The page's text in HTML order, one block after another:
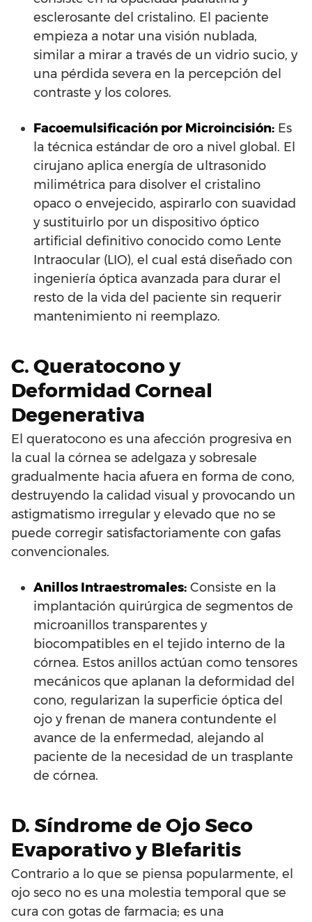
esclerosante del cristalino. El paciente
empieza a notar una visión nublada,
similar a mirar a través de un vidrio sucio, y
una pérdida severa en la percepción del
contraste y los colores.
Facoemulsificación por Microincisión: Es
la técnica estándar de oro a nivel global. El
cirujano aplica energía de ultrasonido
milimétrica para disolver el cristalino
opaco o envejecido, aspirarlo con suavidad
y sustituirlo por un dispositivo óptico
artificial definitivo conocido como Lente
Intraocular (LIO), el cual está diseñado con
ingeniería óptica avanzada para durar el
resto de la vida del paciente sin requerir
mantenimiento ni reemplazo.
C. Queratocono y
Deformidad Corneal
Degenerativa
El queratocono es una afección progresiva en
la cual la córnea se adelgaza y sobresale
gradualmente hacia afuera en forma de cono,
destruyendo la calidad visual y provocando un
astigmatismo irregular y elevado que no se
puede corregir satisfactoriamente con gafas
convencionales.
Anillos Intraestromales: Consiste en la
implantación quirúrgica de segmentos de
microanillos transparentes y
biocompatibles en el tejido interno de la
córnea. Estos anillos actúan como tensores
mecánicos que aplanan la deformidad del
cono, regularizan la superficie óptica del
ojo y frenan de manera contundente el
avance de la enfermedad, alejando al
paciente de la necesidad de un trasplante
de córnea.
D. Síndrome de Ojo Seco
Evaporativo y Blefaritis
Contrario a lo que se piensa popularmente, el
ojo seco no es una molestia temporal que se
cura con gotas de farmacia; es una